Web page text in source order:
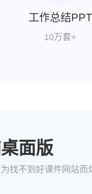
工作总结PPT
10万套+
面版
找不到好课件网站而